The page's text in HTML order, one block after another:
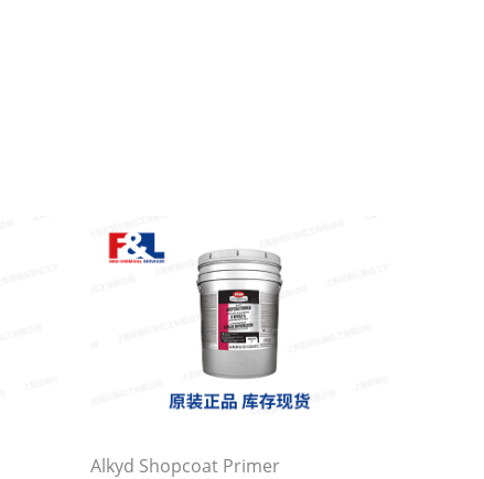
Alkyd Shopcoat Primer